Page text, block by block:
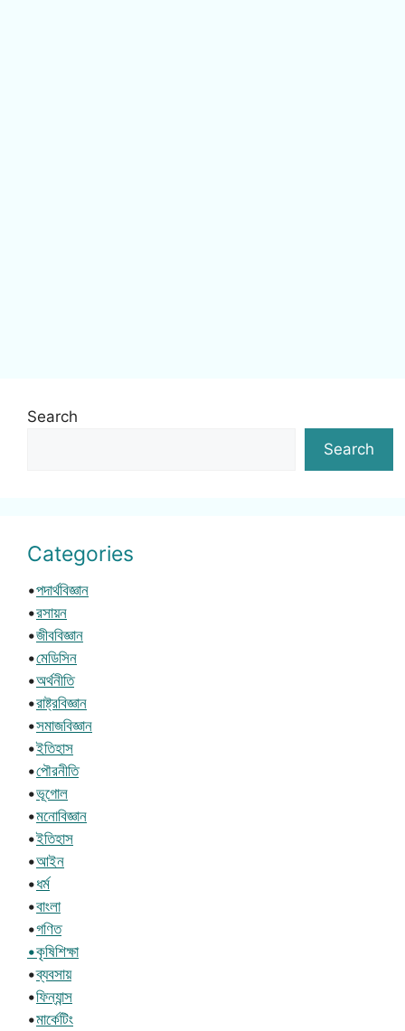
Search
Search
Categories
•পদার্থবিজ্ঞান
•রসায়ন
•জীববিজ্ঞান
•মেডিসিন
•অর্থনীতি
•রাষ্ট্রবিজ্ঞান
•সমাজবিজ্ঞান
•ইতিহাস
•পৌরনীতি
•ভূগোল
•মনোবিজ্ঞান
•ইতিহাস
•আইন
•ধর্ম
•বাংলা
•গণিত
•কৃষিশিক্ষা
•ব্যবসায়
•ফিন্যান্স
•মার্কেটিং